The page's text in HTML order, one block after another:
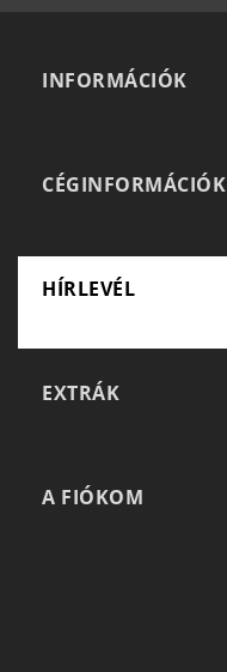
INFORMÁCIÓK
CÉGINFORMÁCIÓK
HÍRLEVÉL
EXTRÁK
A FIÓKOM